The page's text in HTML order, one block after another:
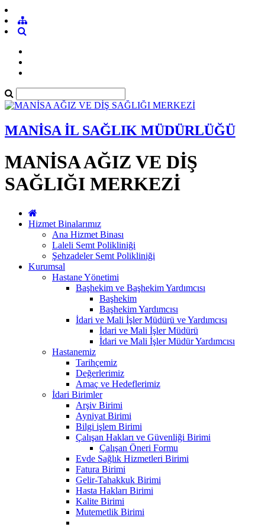
MANİSA İL SAĞLIK MÜDÜRLÜĞÜ
MANİSA AĞIZ VE DİŞ
SAĞLIĞI MERKEZİ
Hizmet Binalarımız
Ana Hizmet Binası
Laleli Semt Polikliniği
Şehzadeler Semt Polikliniği
Kurumsal
Hastane Yönetimi
Başhekim ve Başhekim Yardımcısı
Başhekim
Başhekim Yardımcısı
İdari ve Mali İşler Müdürü ve Yardımcısı
İdari ve Mali İşler Müdürü
İdari ve Mali İşler Müdür Yardımcısı
Hastanemiz
Tarihçemiz
Değerlerimiz
Amaç ve Hedeflerimiz
İdari Birimler
Arşiv Birimi
Ayniyat Birimi
Bilgi işlem Birimi
Çalışan Hakları ve Güvenliği Birimi
Çalışan Öneri Formu
Evde Sağlık Hizmetleri Birimi
Fatura Birimi
Gelir-Tahakkuk Birimi
Hasta Hakları Birimi
Kalite Birimi
Mutemetlik Birimi